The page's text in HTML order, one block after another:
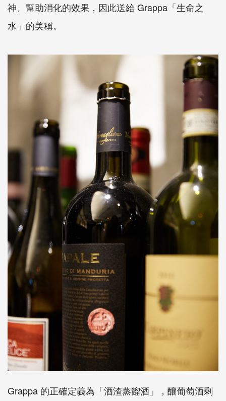
神、幫助消化的效果，因此送給 Grappa「生命之
水」的美稱。
Grappa 的正確定義為「酒渣蒸餾酒」，釀葡萄酒剩